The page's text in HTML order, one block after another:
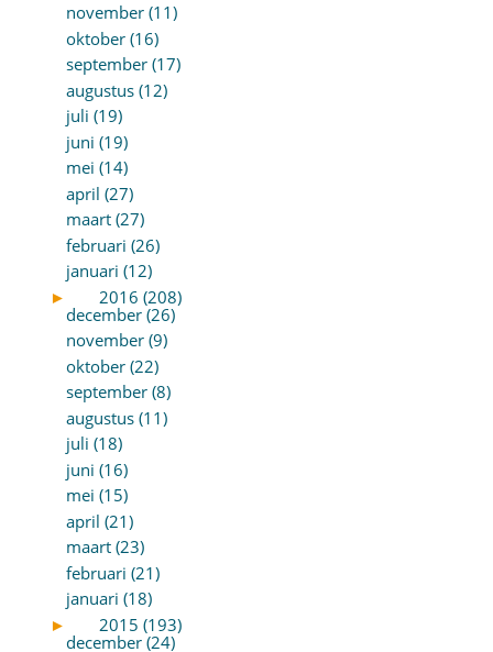
november (11)
oktober (16)
september (17)
augustus (12)
juli (19)
juni (19)
mei (14)
april (27)
maart (27)
februari (26)
januari (12)
►
2016 (208)
december (26)
november (9)
oktober (22)
september (8)
augustus (11)
juli (18)
juni (16)
mei (15)
april (21)
maart (23)
februari (21)
januari (18)
►
2015 (193)
december (24)